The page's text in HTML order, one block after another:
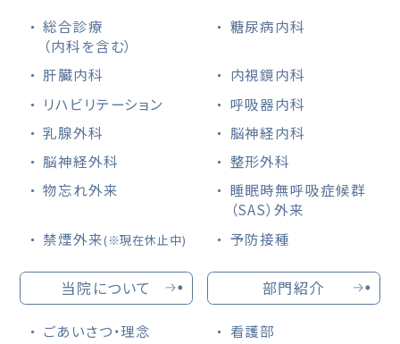
総合診療
（内科を含む）
糖尿病内科
肝臓内科
内視鏡内科
リハビリテーション
呼吸器内科
乳腺外科
脳神経内科
脳神経外科
整形外科
物忘れ外来
睡眠時無呼吸症候群
（SAS）外来
禁煙外来(※現在休止中) 予防接種
当院について
ごあいさつ・理念
部門紹介
看護部